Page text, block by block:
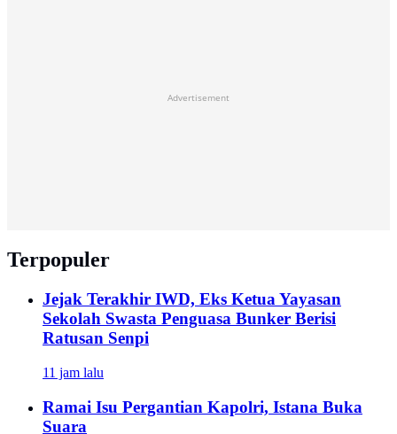
Advertisement
Terpopuler
Jejak Terakhir IWD, Eks Ketua Yayasan
Sekolah Swasta Penguasa Bunker Berisi
Ratusan Senpi
11 jam lalu
Ramai Isu Pergantian Kapolri, Istana Buka
Suara